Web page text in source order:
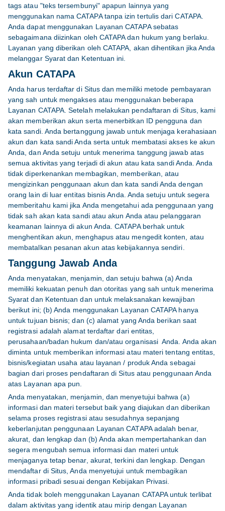
tags atau "teks tersembunyi" apapun lainnya yang
menggunakan nama CATAPA tanpa izin tertulis dari CATAPA.
Anda dapat menggunakan Layanan CATAPA sebatas
sebagaimana diizinkan oleh CATAPA dan hukum yang berlaku.
Layanan yang diberikan oleh CATAPA, akan dihentikan jika Anda
melanggar Syarat dan Ketentuan ini.
Akun CATAPA
Anda harus terdaftar di Situs dan memiliki metode pembayaran
yang sah untuk mengakses atau menggunakan beberapa
Layanan CATAPA. Setelah melakukan pendaftaran di Situs, kami
akan memberikan akun serta menerbitkan ID pengguna dan
kata sandi. Anda bertanggung jawab untuk menjaga kerahasiaan
akun dan kata sandi Anda serta untuk membatasi akses ke akun
Anda, dan Anda setuju untuk menerima tanggung jawab atas
semua aktivitas yang terjadi di akun atau kata sandi Anda. Anda
tidak diperkenankan membagikan, memberikan, atau
mengizinkan penggunaan akun dan kata sandi Anda dengan
orang lain di luar entitas bisnis Anda. Anda setuju untuk segera
memberitahu kami jika Anda mengetahui ada penggunaan yang
tidak sah akan kata sandi atau akun Anda atau pelanggaran
keamanan lainnya di akun Anda. CATAPA berhak untuk
menghentikan akun, menghapus atau mengedit konten, atau
membatalkan pesanan akun atas kebijakannya sendiri.
Tanggung Jawab Anda
Anda menyatakan, menjamin, dan setuju bahwa (a) Anda
memiliki kekuatan penuh dan otoritas yang sah untuk menerima
Syarat dan Ketentuan dan untuk melaksanakan kewajiban
berikut ini; (b) Anda menggunakan Layanan CATAPA hanya
untuk tujuan bisnis; dan (c) alamat yang Anda berikan saat
registrasi adalah alamat terdaftar dari entitas,
perusahaan/badan hukum dan/atau organisasi Anda. Anda akan
diminta untuk memberikan informasi atau materi tentang entitas,
bisnis/kegiatan usaha atau layanan / produk Anda sebagai
bagian dari proses pendaftaran di Situs atau penggunaan Anda
atas Layanan apa pun.
Anda menyatakan, menjamin, dan menyetujui bahwa (a)
informasi dan materi tersebut baik yang diajukan dan diberikan
selama proses registrasi atau sesudahnya sepanjang
keberlanjutan penggunaan Layanan CATAPA adalah benar,
akurat, dan lengkap dan (b) Anda akan mempertahankan dan
segera mengubah semua informasi dan materi untuk
menjaganya tetap benar, akurat, terkini dan lengkap. Dengan
mendaftar di Situs, Anda menyetujui untuk membagikan
informasi pribadi sesuai dengan Kebijakan Privasi.
Anda tidak boleh menggunakan Layanan CATAPA untuk terlibat
dalam aktivitas yang identik atau mirip dengan Layanan